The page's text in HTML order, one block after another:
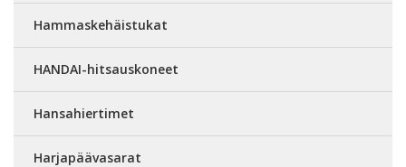
Hammaskehäistukat
HANDAI-hitsauskoneet
Hansahiertimet
Harjapäävasarat